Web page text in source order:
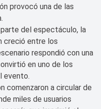
provocó una de las
del espectáculo, la
creció entre los
respondió con una
en uno de los
evento.
comenzaron a circular de
miles de usuarios